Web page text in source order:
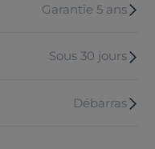
Garantie 5 ans
Sous 30 jours
Débarras